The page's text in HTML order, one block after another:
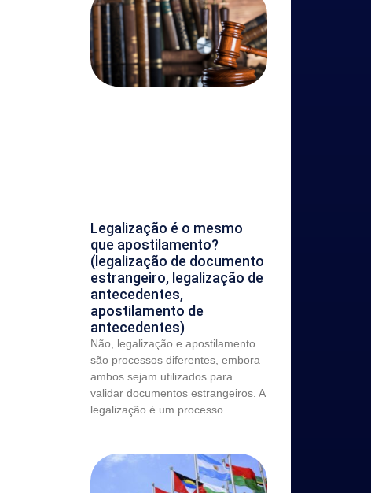
Legalização é o mesmo
que apostilamento?
(legalização de documento
estrangeiro, legalização de
antecedentes,
apostilamento de
antecedentes)
Não, legalização e apostilamento
são processos diferentes, embora
ambos sejam utilizados para
validar documentos estrangeiros. A
legalização é um processo